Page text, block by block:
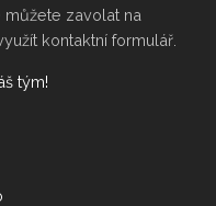
zavolat na
kontaktní formulář.
tým!